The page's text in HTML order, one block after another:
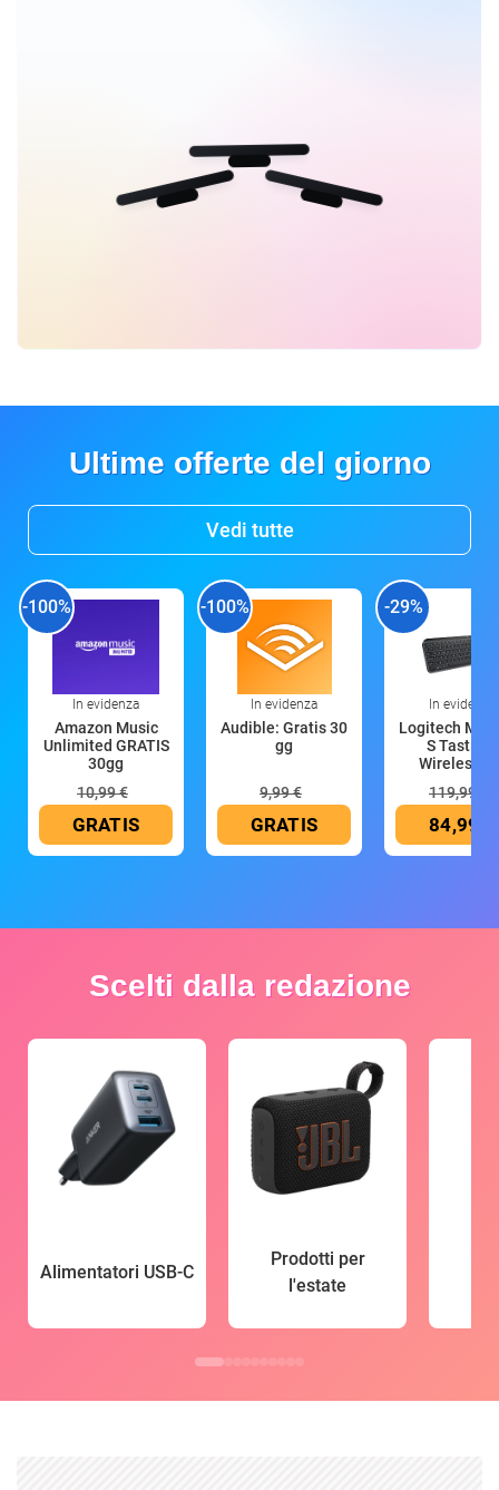
Ultime offerte del giorno
Vedi tutte
-100%
In evidenza
Amazon Music
Unlimited GRATIS
30gg
10,99 €
GRATIS
-100%
In evidenza
Audible: Gratis 30
gg
9,99 €
GRATIS
-29%
In evidenza
Logitech MX
S Tastiera
Wireless
119,99 €
84,99 €
Scelti dalla redazione
Alimentatori USB-C
Prodotti per
l'estate